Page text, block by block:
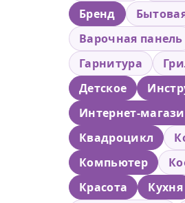
Бренд
Варочная панель
Гарнитура
Детское
Интернет-
Квадроцикл
Компьютер
Красота
Кухня